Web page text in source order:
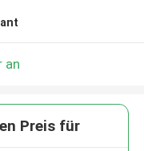
an
Preis für